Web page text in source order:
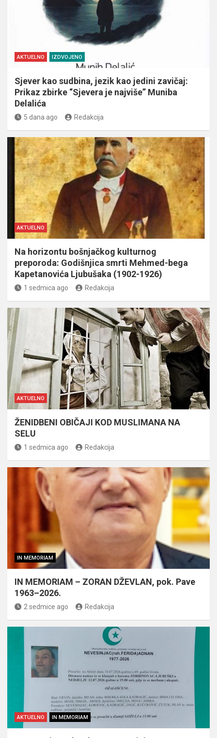
AKTUELNO IZDVOJENO
Sjever kao sudbina, jezik kao jedini zavičaj:
Prikaz zbirke “Sjevera je najviše” Muniba
Delalića
5 dana ago Redakcija
AKTUELNO
Na horizontu bošnjačkog kulturnog
preporoda: Godišnjica smrti Mehmed-bega
Kapetanovića Ljubušaka (1902-1926)
1 sedmica ago Redakcija
AKTUELNO
ŽENIDBENI OBIČAJI KOD MUSLIMANA NA
SELU
1 sedmica ago Redakcija
IN MEMORIAM
IN MEMORIAM – ZORAN DŽEVLAN, pok. Pave
1963–2026.
2 sedmice ago Redakcija
AKTUELNO IN MEMORIAM